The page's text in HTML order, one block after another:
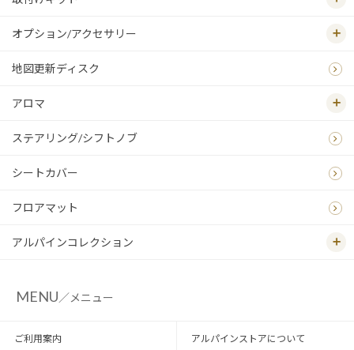
オプション/アクセサリー
地図更新ディスク
アロマ
ステアリング/シフトノブ
シートカバー
フロアマット
アルパインコレクション
MENU／メニュー
ご利用案内 アルパインストアについて